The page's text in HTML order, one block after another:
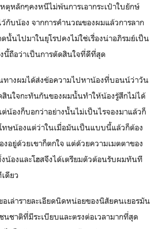
ตุหลักๆคงหนีไม่พ้นการเอากระเป๋าใบยักษ์
ว้กับน้อง จากการคำนวณของผมแล้วการลาก
นั้นไปมาในยุโรปคงไม่ใช่เรื่องน่าอภิรมย์เป็น
นี้ถือว่าเป็นการตัดสินใจที่ดีที่สุด
ทางผมได้ส่งข้อความไปหาน้องที่บอนน์ว่าวัน
สินใจกะทันกันของผมนั้นทำให้น้องรู้สึกไม่ได้
ต่น้องก็บอกว่าอย่างนั้นไม่เป็นไรจองมาแล้วก็
ทษน้องแต่ว่าในเมื่อมันเป็นแบบนี้แล้วก็ต้อง
งอยู่ด้วยเขาก็ตกใจ แต่ด้วยความเมตตาของ
น้องและโฮสจึงได้เตรียมตัวต้อนรับผมทันที
ดียว
อเล่ารายละเอียดนิดหน่อยของนิสัยคนเยอรมัน
ชาติที่มีระเบียบและตรงต่อเวลามากที่สุด